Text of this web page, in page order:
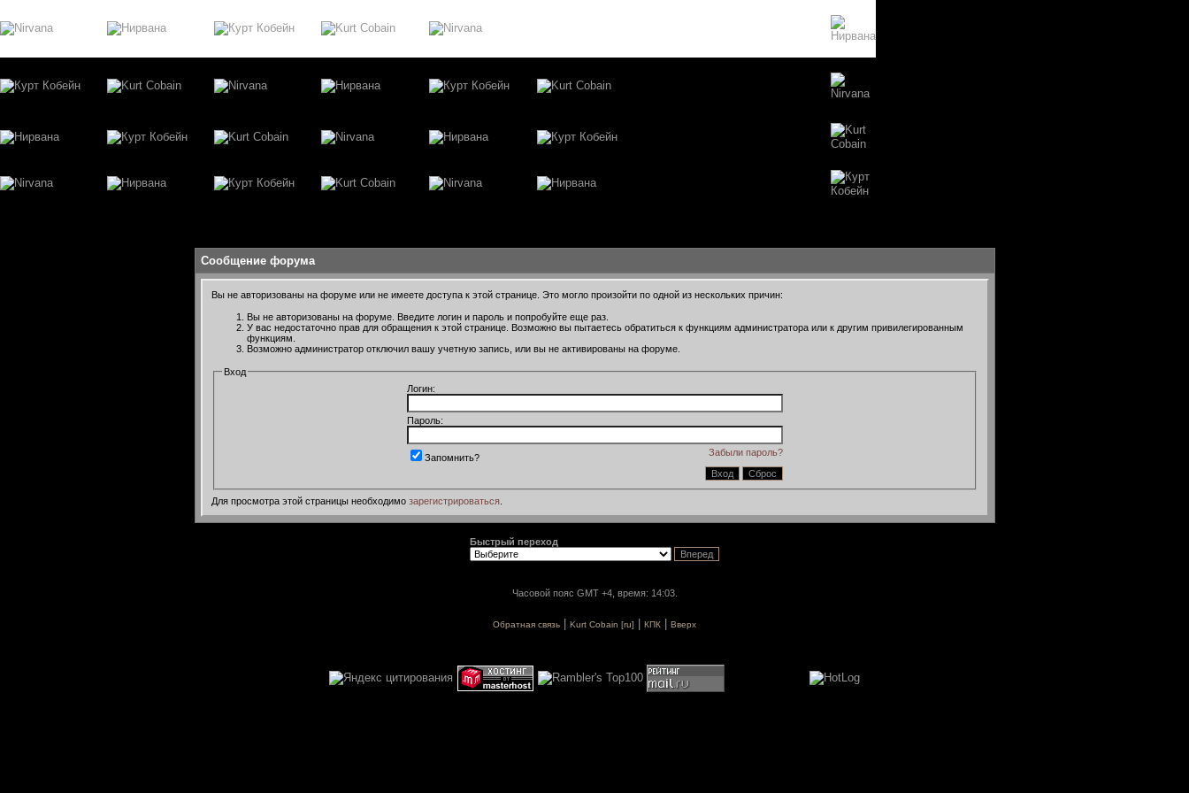
Сообщение форума
Вы не авторизованы на форуме или не имеете доступа к этой странице. Это могло произойти по одной из нескольких причин:
Вы не авторизованы на форуме. Введите логин и пароль и попробуйте еще раз.
У вас недостаточно прав для обращения к этой странице. Возможно вы пытаетесь обратиться к функциям администратора или к другим привилегированным
функциям.
Возможно администратор отключил вашу учетную запись, или вы не активированы на форуме.
Вход
Логин:
Пароль:
Забыли пароль?
Запомнить?
Для просмотра этой страницы необходимо зарегистрироваться.
Быстрый переход
Часовой пояс GMT +4, время: 14:03.
Обратная связь Kurt Cobain [ru] КПК Вверх